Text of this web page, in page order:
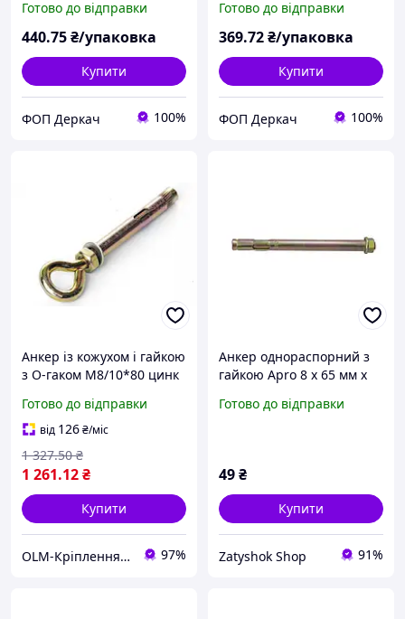
Готово до відправки
440.75₴/упаковка
Купити
ФОП Деркач 100%
Готово до відправки
369.72₴/упаковка
Купити
ФОП Деркач 100%
Анкер із кожухом і гайкою
з O-гаком М8/10*80 цинк
Готово до відправки
від 126₴/міс
1 261.12₴
1 327.50 ₴
Купити
OLM-Кріплення-експерт 97%
Анкер однораспорний з
гайкою Apro 8 х 65 мм x
Готово до відправки
49₴
Купити
Zatyshok Shop 91%